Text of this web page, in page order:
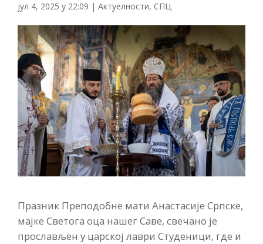
јул 4, 2025 у 22:09 | Актуелности, СПЦ
Празник Преподобне мати Анастасије Српске,
мајке Светога оца нашег Саве, свечано је
прослављен у царској лаври Студеници, где и